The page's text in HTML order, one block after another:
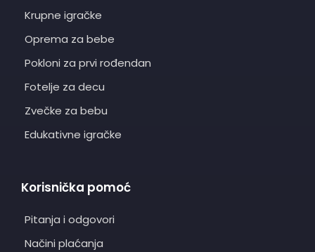
Krupne igračke
Oprema za bebe
Pokloni za prvi rođendan
Fotelje za decu
Zvečke za bebu
Edukativne igračke
Korisnička pomoć
Pitanja i odgovori
Načini plaćanja